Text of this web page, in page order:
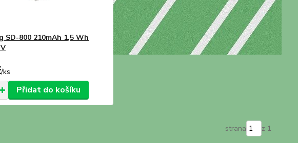
SD-800 210mAh 1,5 Wh
/ks
Přidat do košíku
strana z 1